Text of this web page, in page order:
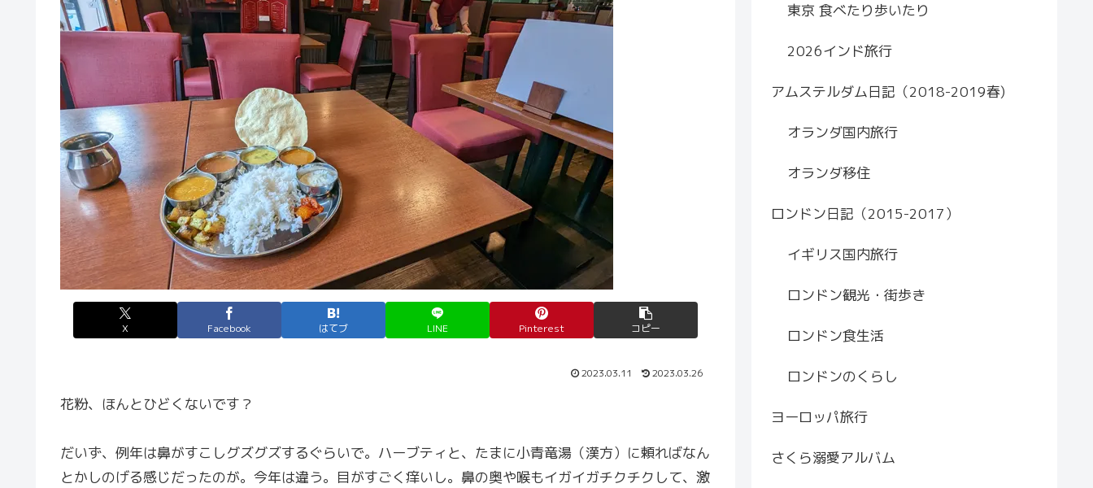
X Facebook はてブ LINE Pinterest コピー
2023.03.11 2023.03.26
花粉、ほんとひどくないです？
だいず、例年は鼻がすこしグズグズするぐらいで。ハーブティと、たまに小青竜湯（漢方）に頼ればなん
とかしのげる感じだったのが。今年は違う。目がすごく痒いし。鼻の奥や喉もイガイガチクチクして、激
東京 食べたり歩いたり
2026インド旅行
アムステルダム日記（2018-2019春)
オランダ国内旅行
オランダ移住
ロンドン日記（2015-2017）
イギリス国内旅行
ロンドン観光・街歩き
ロンドン食生活
ロンドンのくらし
ヨーロッパ旅行
さくら溺愛アルバム